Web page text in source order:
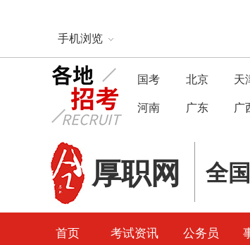
手机浏览
国考 北京 天
河南
广东 广
厚职网 全
首页 考试资讯 公务员